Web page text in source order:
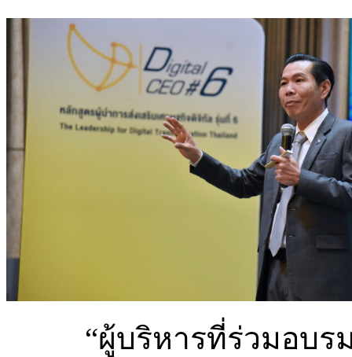
“ผู้บริหารที่ร่วมอบร